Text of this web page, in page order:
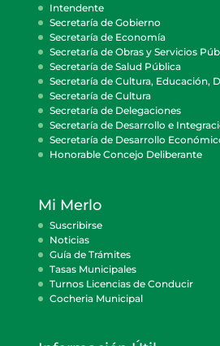
Intendente
Secretaría de Gobierno
Secretaría de Economía
Secretaría de Obras y Servicios
Secretaría de Salud Pública
Secretaría de Cultura, Educación,
Secretaría de Cultura
Secretaría de Delegaciones
Secretaría de Desarrollo e
Secretaría de Desarrollo
Honorable Concejo Deliberante
Mi Merlo
Suscribirse
Noticias
Guía de Trámites
Tasas Municipales
Turnos Licencias de Conducir
Cocheria Municipal